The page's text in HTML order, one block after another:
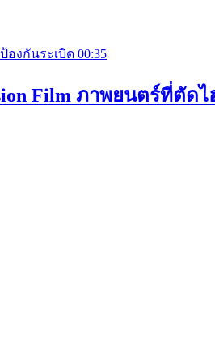
00:35
Film ภาพยนตร์ที่ตัดไ